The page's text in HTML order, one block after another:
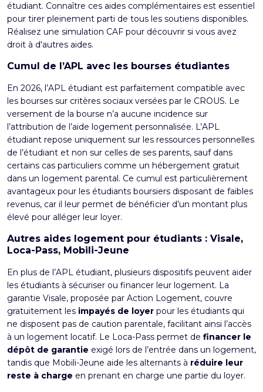
étudiant. Connaître ces aides complémentaires est essentiel
pour tirer pleinement parti de tous les soutiens disponibles.
Réalisez une simulation CAF pour découvrir si vous avez
droit à d'autres aides.
Cumul de l’APL avec les bourses étudiantes
En 2026, l’APL étudiant est parfaitement compatible avec
les bourses sur critères sociaux versées par le CROUS. Le
versement de la bourse n’a aucune incidence sur
l’attribution de l’aide logement personnalisée. L’APL
étudiant repose uniquement sur les ressources personnelles
de l’étudiant et non sur celles de ses parents, sauf dans
certains cas particuliers comme un hébergement gratuit
dans un logement parental. Ce cumul est particulièrement
avantageux pour les étudiants boursiers disposant de faibles
revenus, car il leur permet de bénéficier d’un montant plus
élevé pour alléger leur loyer.
Autres aides logement pour étudiants : Visale,
Loca-Pass, Mobili-Jeune
En plus de l’APL étudiant, plusieurs dispositifs peuvent aider
les étudiants à sécuriser ou financer leur logement. La
garantie Visale, proposée par Action Logement, couvre
gratuitement les impayés de loyer pour les étudiants qui
ne disposent pas de caution parentale, facilitant ainsi l’accès
à un logement locatif. Le Loca-Pass permet de financer le
dépôt de garantie exigé lors de l’entrée dans un logement,
tandis que Mobili-Jeune aide les alternants à réduire leur
reste à charge en prenant en charge une partie du loyer.